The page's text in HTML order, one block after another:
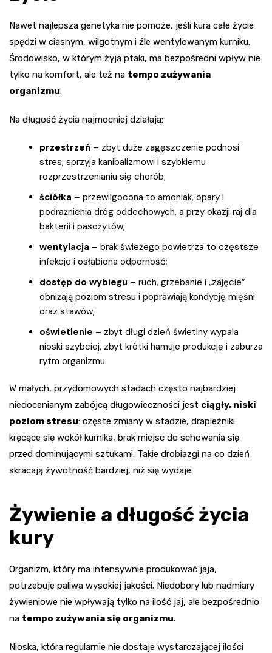
Nawet najlepsza genetyka nie pomoże, jeśli kura całe życie
spędzi w ciasnym, wilgotnym i źle wentylowanym kurniku.
Środowisko, w którym żyją ptaki, ma bezpośredni wpływ nie
tylko na komfort, ale też na tempo zużywania
organizmu.
Na długość życia najmocniej działają:
przestrzeń – zbyt duże zagęszczenie podnosi
stres, sprzyja kanibalizmowi i szybkiemu
rozprzestrzenianiu się chorób;
ściółka – przewilgocona to amoniak, opary i
podrażnienia dróg oddechowych, a przy okazji raj dla
bakterii i pasożytów;
wentylacja – brak świeżego powietrza to częstsze
infekcje i osłabiona odporność;
dostęp do wybiegu – ruch, grzebanie i „zajęcie”
obniżają poziom stresu i poprawiają kondycję mięśni
oraz stawów;
oświetlenie – zbyt długi dzień świetlny wypala
nioski szybciej, zbyt krótki hamuje produkcję i zaburza
rytm organizmu.
W małych, przydomowych stadach często najbardziej
niedocenianym zabójcą długowieczności jest ciągły, niski
poziom stresu: częste zmiany w stadzie, drapieżniki
kręcące się wokół kurnika, brak miejsc do schowania się
przed dominującymi sztukami. Takie drobiazgi na co dzień
skracają żywotność bardziej, niż się wydaje.
Żywienie a długość życia
kury
Organizm, który ma intensywnie produkować jaja,
potrzebuje paliwa wysokiej jakości. Niedobory lub nadmiary
żywieniowe nie wpływają tylko na ilość jaj, ale bezpośrednio
na tempo zużywania się organizmu.
Nioska, która regularnie nie dostaje wystarczającej ilości